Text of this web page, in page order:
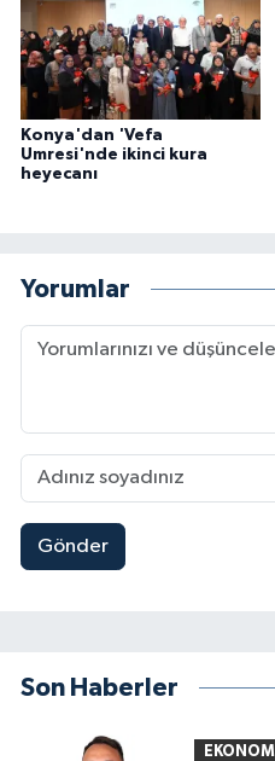
Konya'dan 'Vefa
Umresi'nde ikinci kura
heyecanı
Yorumlar
Gönder
Son Haberler
EKONOMİ